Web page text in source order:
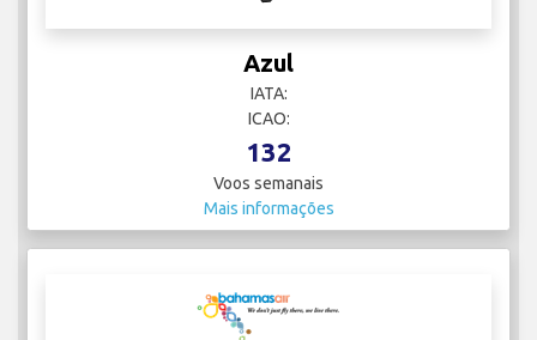
Azul
IATA:
ICAO:
132
Voos semanais
Mais informações